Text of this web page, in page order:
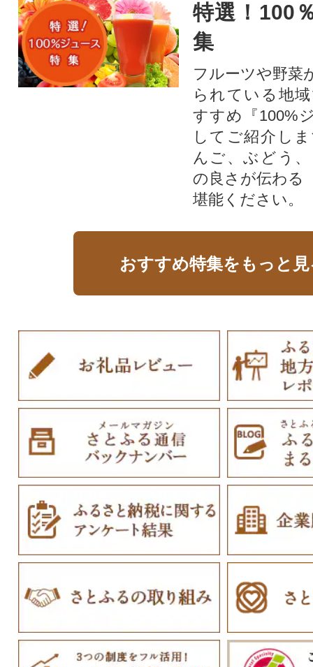
特選！100
集
フルーツや野菜
られている地
すすめ『100%
してご紹介し
んご、ぶどう
の良さが伝わる
堪能ください。
おすすめ特集をもっと